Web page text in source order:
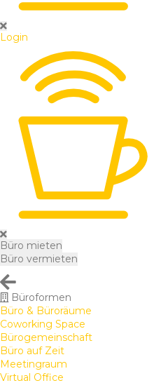
Login
Büro mieten
Büro vermieten
Büroformen
Büro & Büroräume
Coworking Space
Bürogemeinschaft
Büro auf Zeit
Meetingraum
Virtual Office